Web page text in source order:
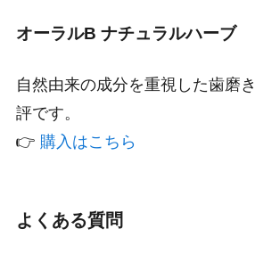
オーラルB ナチュラルハーブ
自然由来の成分を重視した歯磨
評です。
👉 購入はこちら
よくある質問